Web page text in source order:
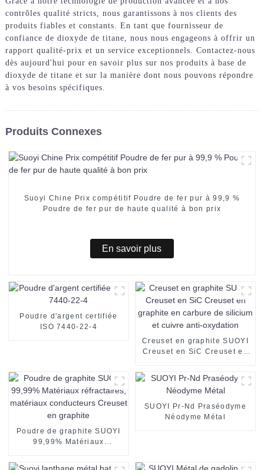
contrôles qualité stricts, nous garantissons à nos clients des
produits fiables et constants. En tant que fournisseur de
confiance de dioxyde de titane, nous nous engageons à offrir un
rapport qualité-prix et un service exceptionnels. Contactez-nous
dès aujourd'hui pour en savoir plus sur nos produits à base de
dioxyde de titane et sur la manière dont nous pouvons répondre
à vos besoins spécifiques.
Produits Connexes
Suoyi Chine Prix compétitif Poudre de fer pur à 99,9 %
Poudre de fer pur de haute qualité à bon prix
En savoir plus
Poudre d'argent certifiée
ISO 7440-22-4
Creuset en graphite SUOYI
Creuset en SiC Creuset en
oxydation
Poudre de graphite SUOYI
99,99% Matériaux
SUOYI Pr-Nd Praséodyme
Néodyme Métal